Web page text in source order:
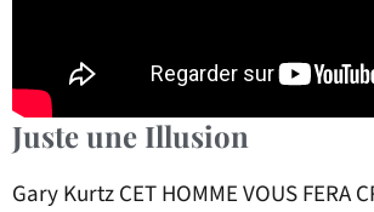
Juste une Illusion
Gary Kurtz CET HOMME VOUS FERA